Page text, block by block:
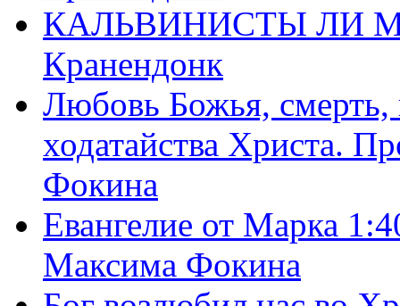
КАЛЬВИНИСТЫ ЛИ
Кранендонк
Любовь Божья, смерть,
ходатайства Христа.
Фокина
Евангелие от Марка
Максима Фокина